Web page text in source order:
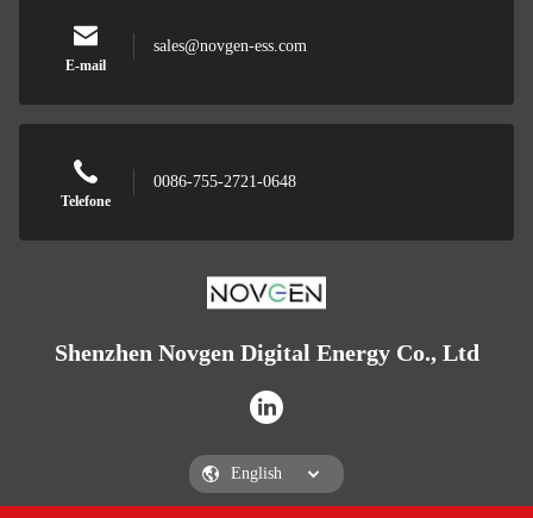
E-mail
sales@novgen-ess.com
Telefone
0086-755-2721-0648
Shenzhen Novgen Digital Energy Co., Ltd